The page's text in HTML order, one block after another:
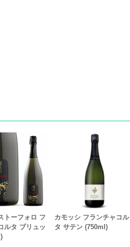
トーフォロ フ
ルタ ブリュッ
カモッシ フランチャコル
タ サテン (750ml)